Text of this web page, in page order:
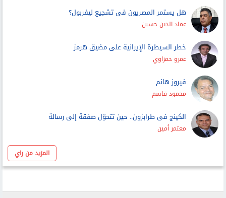
هل يستمر المصريون فى تشجيع ليفربول؟
عماد الدين حسين
خطر السيطرة الإيرانية على مضيق هرمز
عمرو حمزاوي
فيروز هانم
محمود قاسم
الكينج فى طرابزون.. حين تتحوّل صفقة إلى رسالة
معتمر أمين
المزيد من راي